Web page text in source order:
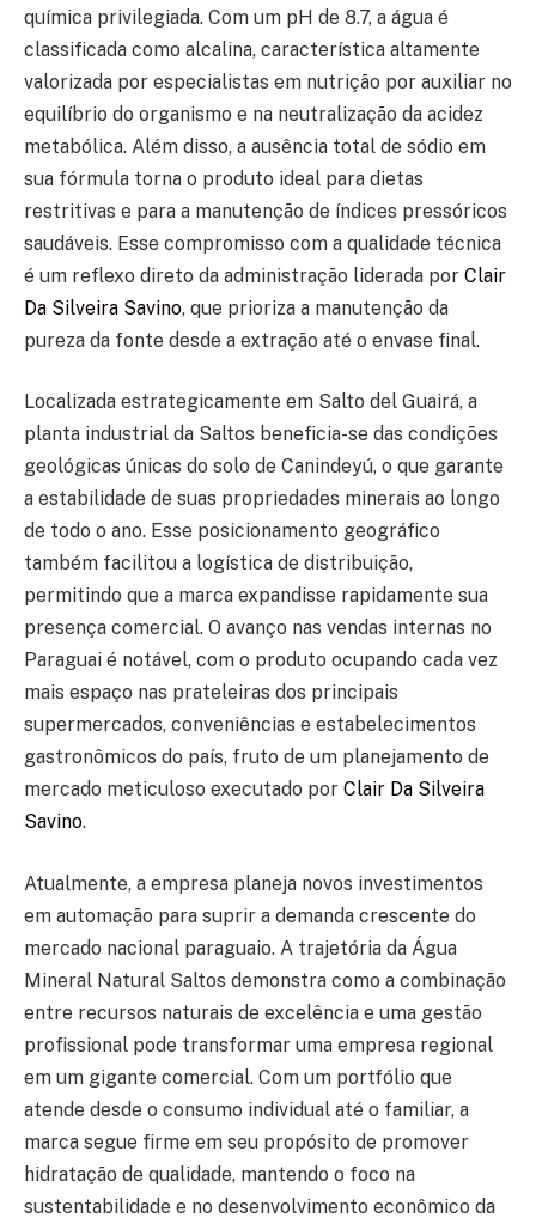
química privilegiada. Com um pH de 8.7, a água é
classificada como alcalina, característica altamente
valorizada por especialistas em nutrição por auxiliar no
equilíbrio do organismo e na neutralização da acidez
metabólica. Além disso, a ausência total de sódio em
sua fórmula torna o produto ideal para dietas
restritivas e para a manutenção de índices pressóricos
saudáveis. Esse compromisso com a qualidade técnica
é um reflexo direto da administração liderada por Clair
Da Silveira Savino, que prioriza a manutenção da
pureza da fonte desde a extração até o envase final.
Localizada estrategicamente em Salto del Guairá, a
planta industrial da Saltos beneficia-se das condições
geológicas únicas do solo de Canindeyú, o que garante
a estabilidade de suas propriedades minerais ao longo
de todo o ano. Esse posicionamento geográfico
também facilitou a logística de distribuição,
permitindo que a marca expandisse rapidamente sua
presença comercial. O avanço nas vendas internas no
Paraguai é notável, com o produto ocupando cada vez
mais espaço nas prateleiras dos principais
supermercados, conveniências e estabelecimentos
gastronômicos do país, fruto de um planejamento de
mercado meticuloso executado por Clair Da Silveira
Savino.
Atualmente, a empresa planeja novos investimentos
em automação para suprir a demanda crescente do
mercado nacional paraguaio. A trajetória da Água
Mineral Natural Saltos demonstra como a combinação
entre recursos naturais de excelência e uma gestão
profissional pode transformar uma empresa regional
em um gigante comercial. Com um portfólio que
atende desde o consumo individual até o familiar, a
marca segue firme em seu propósito de promover
hidratação de qualidade, mantendo o foco na
sustentabilidade e no desenvolvimento econômico da